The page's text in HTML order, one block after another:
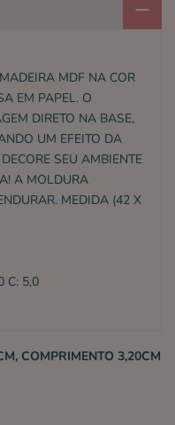
MDF NA COR
EM PAPEL. O
DIRETO NA BASE,
UM EFEITO DA
SEU AMBIENTE
A MOLDURA
MEDIDA (42 X
C: 5,0
COMPRIMENTO 3,20CM